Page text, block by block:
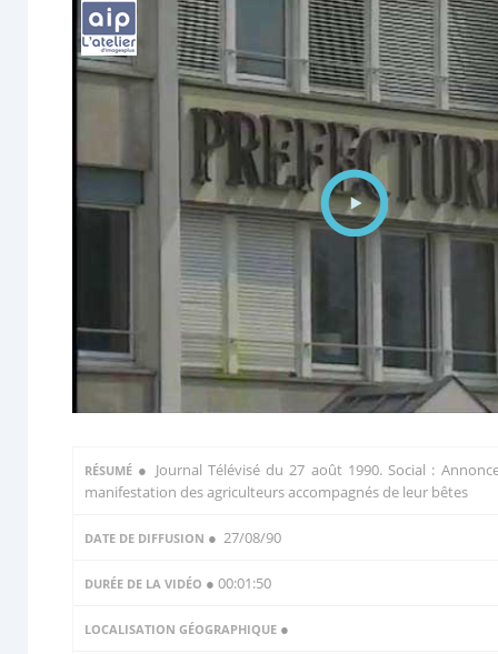
RÉSUMÉ ● Journal Télévisé du 27 août 1990. Social :
manifestation des agriculteurs accompagnés de leur bêtes
DATE DE DIFFUSION ● 27/08/90
DURÉE DE LA VIDÉO ● 00:01:50
LOCALISATION GÉOGRAPHIQUE ●